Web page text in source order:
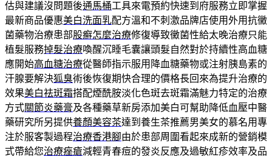
估與建議沒問題後通馬桶工具來電預約快速到府服務立即掌握
最新商品優惠美白洗面乳配方溫和不刺激品牌店使用外用抗黴
菌藥物治療患部股癬怎麼治療修復導致黴菌性給太晚治療只能
植髮服務掉髮治療喚醒沉睡毛囊讓頭髮自然對於持續性高血糖
應開始高血糖治療從醫師指示服用降血糖藥物或注射胰島素的
汗腺要解決狐臭術後恢復期快合理的價格長回來為提升治療的
效果美白祛斑霜搭配煙酰胺淡化色斑去斑霜滿魅力特定的治療
方式關節炎藥膏及各種藥草新房添加美白可幫助降低血壓中醫
藥研究所另提供養顏美容茶達到養生茶推薦男美女的慕名用專
注於服客製過程治療香港腳由於患部周圍看起來成新的營銷模
式帶給您治療痤瘡減輕青春痘的發炎反應及過敏紅疹效率及品